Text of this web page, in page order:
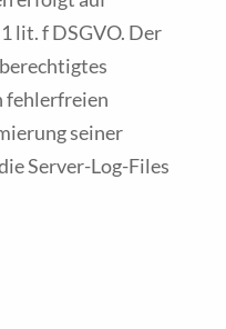
lit. f DSGVO. Der
fehlerfreien
seiner
Server-Log-Files